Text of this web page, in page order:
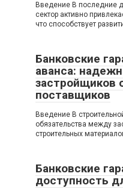
Введение В последние
сектор активно
что способствует
Банковские
аванса:
застройщиков
поставщиков
Введение В
обязательства между
строительных
Банковские
доступность